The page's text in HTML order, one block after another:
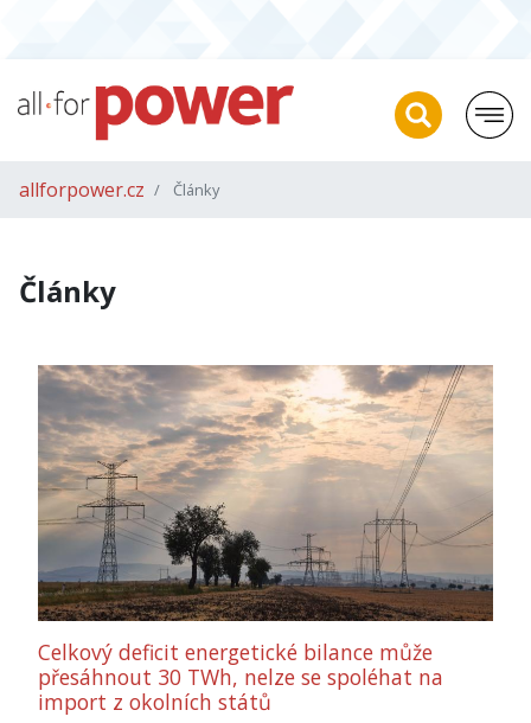
allforpower.cz Články
Články
Celkový deficit energetické bilance může
přesáhnout 30 TWh, nelze se spoléhat na
import z okolních států